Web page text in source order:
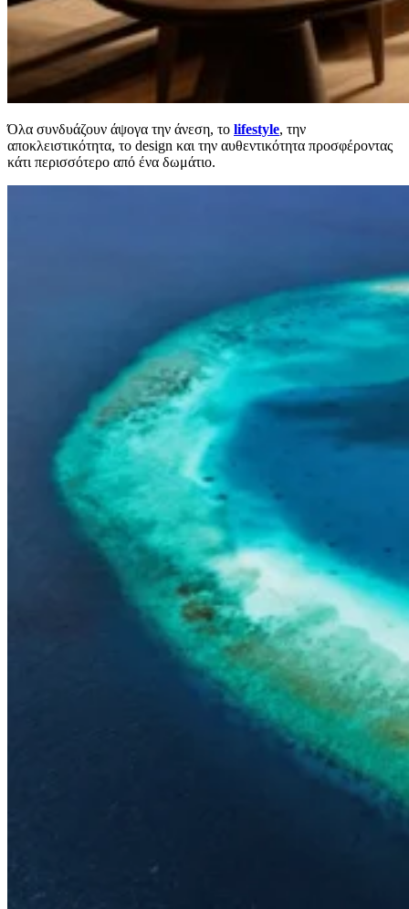
Όλα συνδυάζουν άψογα την άνεση, το lifestyle, την
αποκλειστικότητα, το design και την αυθεντικότητα προσφέροντας
κάτι περισσότερο από ένα δωμάτιο.